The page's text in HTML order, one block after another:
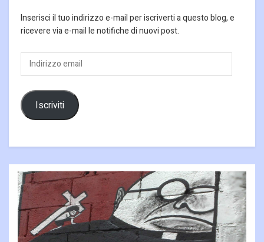
Inserisci il tuo indirizzo e-mail per iscriverti a questo blog, e
ricevere via e-mail le notifiche di nuovi post.
Indirizzo
email
Iscriviti